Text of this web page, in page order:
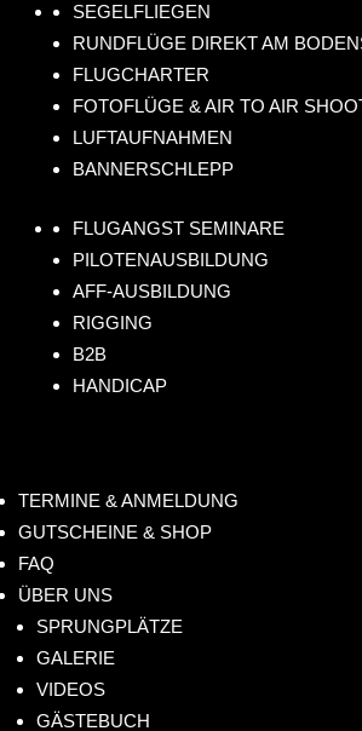
SEGELFLIEGEN
RUNDFLÜGE DIREKT AM
FLUGCHARTER
FOTOFLÜGE & AIR TO AIR
LUFTAUFNAHMEN
BANNERSCHLEPP
FLUGANGST SEMINARE
PILOTENAUSBILDUNG
AFF-AUSBILDUNG
RIGGING
B2B
HANDICAP
TERMINE & ANMELDUNG
GUTSCHEINE & SHOP
FAQ
ÜBER UNS
SPRUNGPLÄTZE
GALERIE
VIDEOS
GÄSTEBUCH